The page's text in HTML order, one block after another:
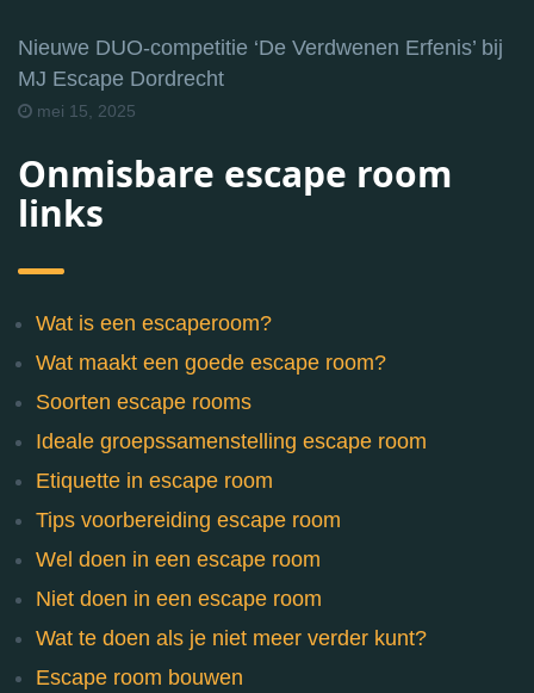
Nieuwe DUO-competitie ‘De Verdwenen Erfenis’ bij
MJ Escape Dordrecht
mei 15, 2025
Onmisbare escape room
links
Wat is een escaperoom?
Wat maakt een goede escape room?
Soorten escape rooms
Ideale groepssamenstelling escape room
Etiquette in escape room
Tips voorbereiding escape room
Wel doen in een escape room
Niet doen in een escape room
Wat te doen als je niet meer verder kunt?
Escape room bouwen